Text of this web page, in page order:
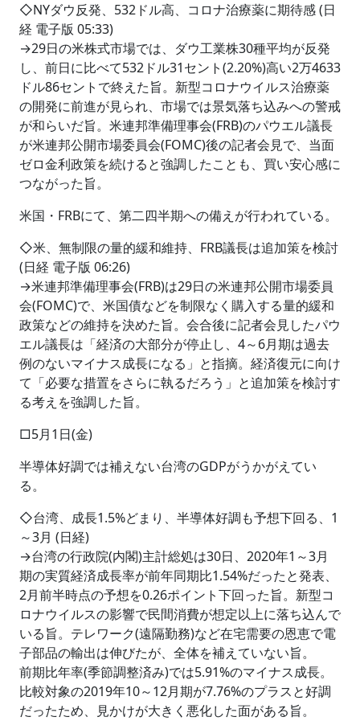
◇NYダウ反発、532ドル高、コロナ治療薬に期待感 (日
経 電子版 05:33)
→29日の米株式市場では、ダウ工業株30種平均が反発
し、前日に比べて532ドル31セント(2.20%)高い2万4633
ドル86セントで終えた旨。新型コロナウイルス治療薬
の開発に前進が見られ、市場では景気落ち込みへの警戒
が和らいだ旨。米連邦準備理事会(FRB)のパウエル議長
が米連邦公開市場委員会(FOMC)後の記者会見で、当面
ゼロ金利政策を続けると強調したことも、買い安心感に
つながった旨。
米国・FRBにて、第二四半期への備えが行われている。
◇米、無制限の量的緩和維持、FRB議長は追加策を検討
(日経 電子版 06:26)
→米連邦準備理事会(FRB)は29日の米連邦公開市場委員
会(FOMC)で、米国債などを制限なく購入する量的緩和
政策などの維持を決めた旨。会合後に記者会見したパウ
エル議長は「経済の大部分が停止し、4～6月期は過去
例のないマイナス成長になる」と指摘。経済復元に向け
て「必要な措置をさらに執るだろう」と追加策を検討す
る考えを強調した旨。
□5月1日(金)
半導体好調では補えない台湾のGDPがうかがえてい
る。
◇台湾、成長1.5%どまり、半導体好調も予想下回る、1
～3月 (日経)
→台湾の行政院(内閣)主計総処は30日、2020年1～3月
期の実質経済成長率が前年同期比1.54%だったと発表、
2月前半時点の予想を0.26ポイント下回った旨。新型コ
ロナウイルスの影響で民間消費が想定以上に落ち込んで
いる旨。テレワーク(遠隔勤務)など在宅需要の恩恵で電
子部品の輸出は伸びたが、全体を補えていない旨。
前期比年率(季節調整済み)では5.91%のマイナス成長。
比較対象の2019年10～12月期が7.76%のプラスと好調
だったため、見かけが大きく悪化した面がある旨。